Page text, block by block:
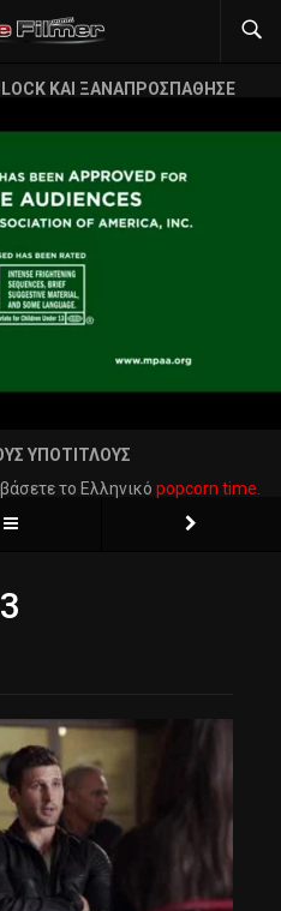
ΚΑΙ ΞΑΝΑΠΡΟΣΠΑΘΗΣΕ
ΥΠΟΤΙΤΛΟΥΣ
το Ελληνικό popcorn time.